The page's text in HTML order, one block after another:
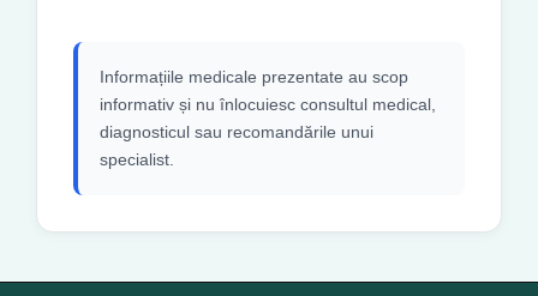
Informațiile medicale prezentate au scop
informativ și nu înlocuiesc consultul medical,
diagnosticul sau recomandările unui
specialist.